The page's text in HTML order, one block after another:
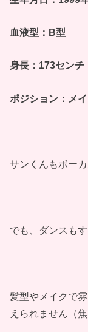
血液型：B型
身長：173センチ
ポジション：メ
サンくんもボー
でも、ダンスも
髪型やメイクで
えられません（焦